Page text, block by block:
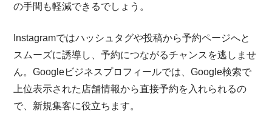
の手間も軽減できるでしょう。
Instagramではハッシュタグや投稿から予約ページへと
スムーズに誘導し、予約につながるチャンスを逃しませ
ん。Googleビジネスプロフィールでは、Google検索で
上位表示された店舗情報から直接予約を入れられるの
で、新規集客に役立ちます。